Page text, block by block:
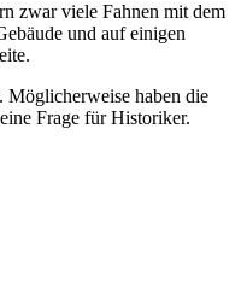
zwar viele Fahnen mit dem
und auf einigen
Möglicherweise haben die
Frage für Historiker.